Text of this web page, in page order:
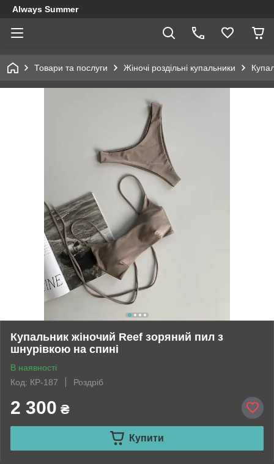
Always Summer
Товари та послуги Жіночі роздільні купальники
Купальник жіночий Reef зоряний пил з
шнурівкою на спині
В наявності
Код: КР-187
Роздріб
2 300 ₴
Купити